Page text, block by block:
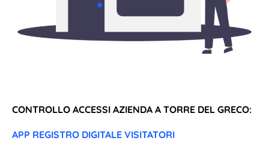
CONTROLLO ACCESSI AZIENDA A TORRE DEL GRECO:
APP REGISTRO DIGITALE VISITATORI